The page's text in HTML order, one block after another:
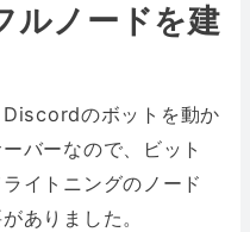
ルノードを建
Discordのボットを動か
バーなので、ビット
イトニングのノード
ありました。